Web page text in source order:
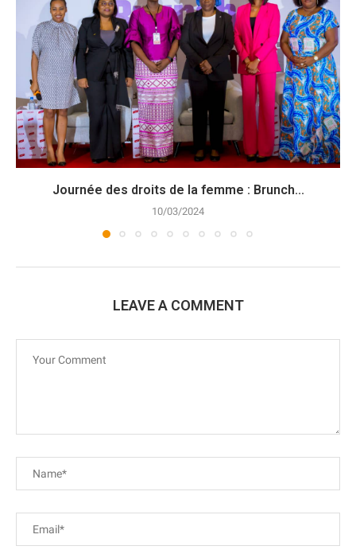
Journée des droits de la femme : Brunch...
10/03/2024
LEAVE A COMMENT